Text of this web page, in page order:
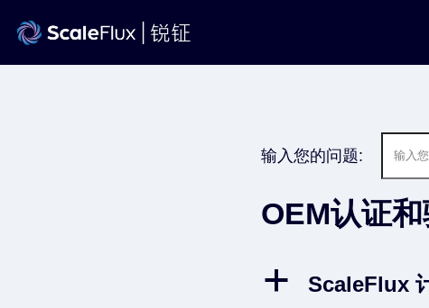
输入您的问题:
OEM认证
a ScaleFlux